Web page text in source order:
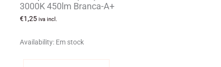
3000K 450lm Branca-A+
€1,25 iva incl.
Availability: Em stock